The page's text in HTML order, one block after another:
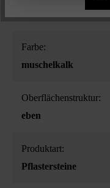
Farbe:
muschelkalk
Oberflächenstruktur:
eben
Produktart:
Pflastersteine